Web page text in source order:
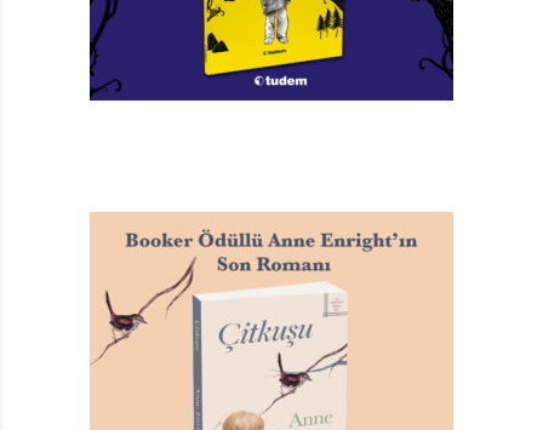
Ne Şahane Fikir!
Narjes Mohammadi
Türkçeleştiren: Özlem Tutar
Yayıma Hazırlayan: Burcu Yılmaz
İlksatır Yayınları, 32 sayfa